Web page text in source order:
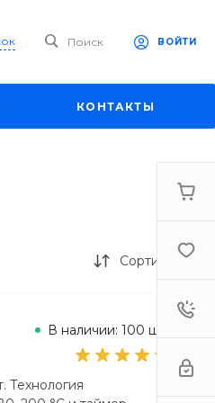
Поиск ВОЙТИ
КОНТАКТЫ
Сортировка
В наличии: 100 шт.
Технология